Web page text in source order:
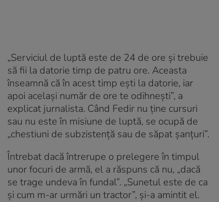
„Serviciul de luptă este de 24 de ore și trebuie
să fii la datorie timp de patru ore. Aceasta
înseamnă că în acest timp ești la datorie, iar
apoi același număr de ore te odihnești”, a
explicat jurnalista. Când Fedir nu ține cursuri
sau nu este în misiune de luptă, se ocupă de
„chestiuni de subzistență sau de săpat șanțuri”.
Întrebat dacă întrerupe o prelegere în timpul
unor focuri de armă, el a răspuns că nu, „dacă
se trage undeva în fundal”. „Sunetul este de ca
și cum m-ar urmări un tractor”, și-a amintit el.